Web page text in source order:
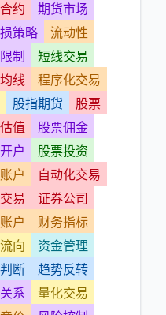
约
期货市场
策略
流动性
制
短线交易
线
程序化交易
股指期货
股票
值
股票佣金
户
股票投资
户
自动化交易
易
证券公司
户
财务指标
向
资金管理
断
趋势反转
系
量化交易